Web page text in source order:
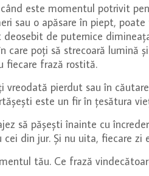
este momentul potrivit
sau o apăsare în piept,
deosebit de puternice
care poți să strecoară lumină
fiecare frază rostită.
vreodată pierdut sau în
este un fir în țesătura
să pășești înainte cu
din jur. Și nu uita, fiecare zi
tău. Ce frază